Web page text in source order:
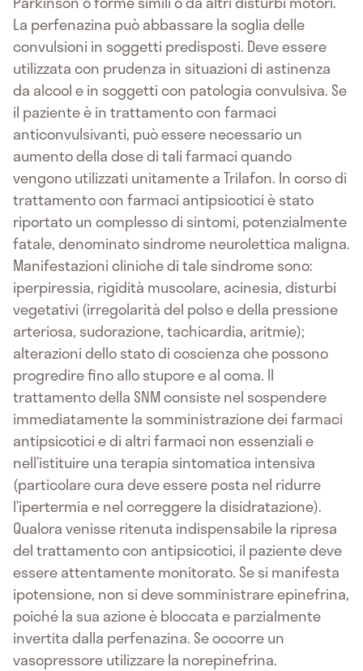
La perfenazina può abbassare la soglia delle
convulsioni in soggetti predisposti. Deve essere
utilizzata con prudenza in situazioni di astinenza
da alcool e in soggetti con patologia convulsiva. Se
il paziente è in trattamento con farmaci
anticonvulsivanti, può essere necessario un
aumento della dose di tali farmaci quando
vengono utilizzati unitamente a Trilafon. In corso di
trattamento con farmaci antipsicotici è stato
riportato un complesso di sintomi, potenzialmente
fatale, denominato sindrome neurolettica maligna.
Manifestazioni cliniche di tale sindrome sono:
iperpiressia, rigidità muscolare, acinesia, disturbi
vegetativi (irregolarità del polso e della pressione
arteriosa, sudorazione, tachicardia, aritmie);
alterazioni dello stato di coscienza che possono
progredire fino allo stupore e al coma. Il
trattamento della SNM consiste nel sospendere
immediatamente la somministrazione dei farmaci
antipsicotici e di altri farmaci non essenziali e
nell’istituire una terapia sintomatica intensiva
(particolare cura deve essere posta nel ridurre
l’ipertermia e nel correggere la disidratazione).
Qualora venisse ritenuta indispensabile la ripresa
del trattamento con antipsicotici, il paziente deve
essere attentamente monitorato. Se si manifesta
ipotensione, non si deve somministrare epinefrina,
poiché la sua azione è bloccata e parzialmente
invertita dalla perfenazina. Se occorre un
vasopressore utilizzare la norepinefrina.